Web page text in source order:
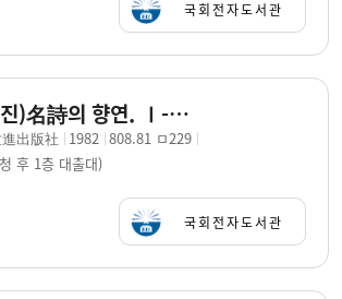
국회전자도서관
(名曲에 새겨진)名詩의 향연. Ⅰ-Ⅲ / 金文影 編譯 ; 全鳳健 詩選
出版社 1982 808.81 ㅁ229
후 1층 대출대)
국회전자도서관